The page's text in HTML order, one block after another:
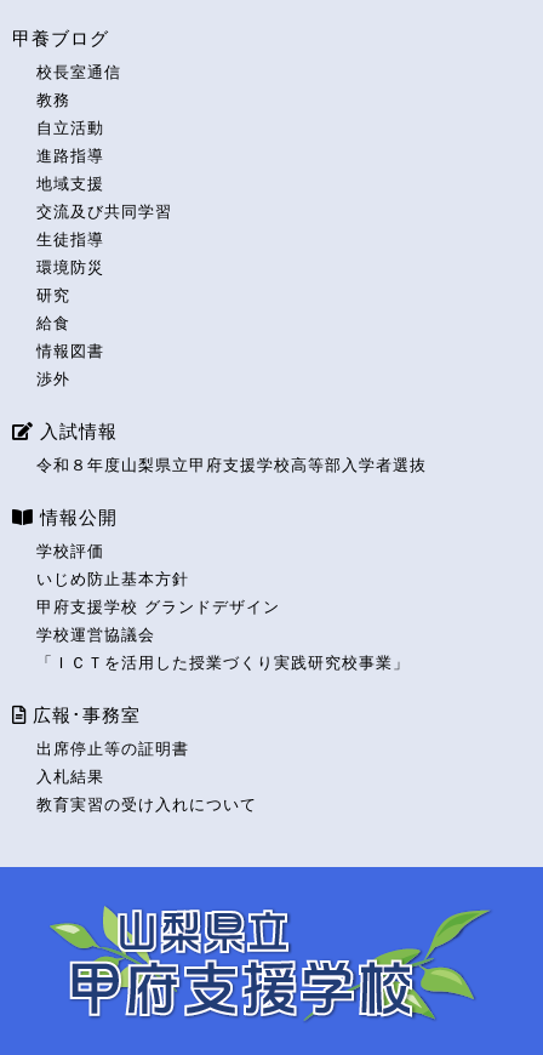
甲養ブログ
校長室通信
教務
自立活動
進路指導
地域支援
交流及び共同学習
生徒指導
環境防災
研究
給食
情報図書
渉外
入試情報
令和８年度山梨県立甲府支援学校高等部入学者選抜
情報公開
学校評価
いじめ防止基本方針
甲府支援学校 グランドデザイン
学校運営協議会
「ＩＣＴを活用した授業づくり実践研究校事業」
広報･事務室
出席停止等の証明書
入札結果
教育実習の受け入れについて